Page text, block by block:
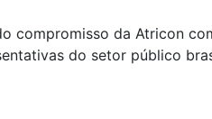
compromisso da Atricon
do setor público